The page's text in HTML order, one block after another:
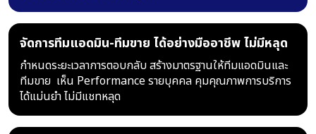
จัดการทีมแอดมิน-ทีมขาย ได้อย่างมืออาชีพ ไม่มีหลุด
กำหนดระยะเวลาการตอบกลับ สร้างมาตรฐานให้ทีมแอดมินและ
ทีมขาย เห็น Performance รายบุคคล คุมคุณภาพการบริการ
ได้แม่นยำไม่มีแชทหลุด